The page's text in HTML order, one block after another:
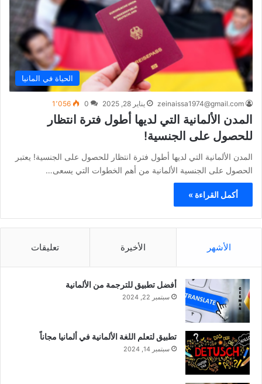
الحياة في المانيا
zeinaissa1974@gmail.com يناير 28, 2025 0 1٬056
المدن الألمانية التي لديها أطول فترة انتظار
للحصول على الجنسية!
المدن الألمانية التي لديها أطول فترة انتظار للحصول على الجنسية! يعتبر
الحصول على الجنسية الألمانية من أهم الخطوات التي يسعى…
أكمل القراءة »
الأشهر الأخيرة تعليقات
أفضل تطبيق للترجمة من الألمانية
سبتمبر 22, 2024
تطبيق لتعلم اللغة الألمانية في ألمانيا مجاناً
سبتمبر 14, 2024